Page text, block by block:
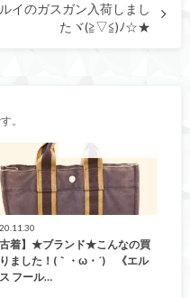
イのガスガン入荷しまし
たヾ(≧▽≦)ﾉ☆★
。
古着】★ブランド★こんなの買
ました！(｀・ω・´)ゞ《エル
フール…